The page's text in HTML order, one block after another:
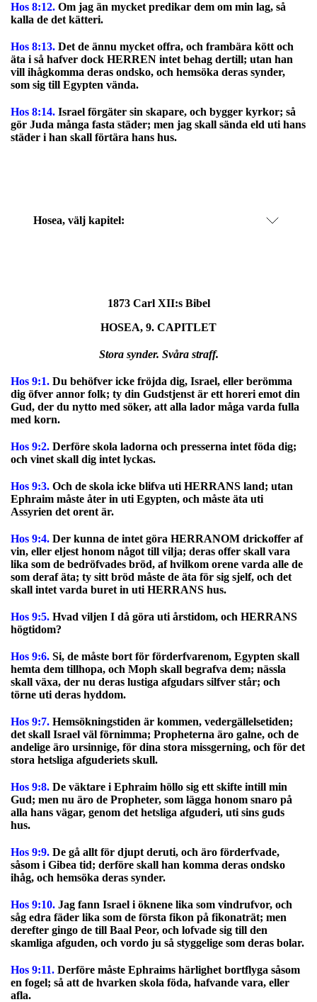
Hos 8:12. Om jag än mycket predikar dem om min lag, så
kalla de det kätteri.
Hos 8:13. Det de ännu mycket offra, och frambära kött och
äta i så hafver dock HERREN intet behag dertill; utan han
vill ihågkomma deras ondsko, och hemsöka deras synder,
som sig till Egypten vända.
Hos 8:14. Israel förgäter sin skapare, och bygger kyrkor; så
gör Juda många fasta städer; men jag skall sända eld uti hans
städer i han skall förtära hans hus.
Hosea, välj kapitel:
1873 Carl XII:s Bibel
HOSEA, 9. CAPITLET
Stora synder. Svåra straff.
Hos 9:1. Du behöfver icke fröjda dig, Israel, eller berömma
dig öfver annor folk; ty din Gudstjenst är ett horeri emot din
Gud, der du nytto med söker, att alla lador måga varda fulla
med korn.
Hos 9:2. Derföre skola ladorna och presserna intet föda dig;
och vinet skall dig intet lyckas.
Hos 9:3. Och de skola icke blifva uti HERRANS land; utan
Ephraim måste åter in uti Egypten, och måste äta uti
Assyrien det orent är.
Hos 9:4. Der kunna de intet göra HERRANOM drickoffer af
vin, eller eljest honom något till vilja; deras offer skall vara
lika som de bedröfvades bröd, af hvilkom orene varda alle de
som deraf äta; ty sitt bröd måste de äta för sig sjelf, och det
skall intet varda buret in uti HERRANS hus.
Hos 9:5. Hvad viljen I då göra uti årstidom, och HERRANS
högtidom?
Hos 9:6. Si, de måste bort för förderfvarenom, Egypten skall
hemta dem tillhopa, och Moph skall begrafva dem; nässla
skall växa, der nu deras lustiga afgudars silfver står; och
törne uti deras hyddom.
Hos 9:7. Hemsökningstiden är kommen, vedergällelsetiden;
det skall Israel väl förnimma; Propheterna äro galne, och de
andelige äro ursinnige, för dina stora missgerning, och för det
stora hetsliga afguderiets skull.
Hos 9:8. De väktare i Ephraim höllo sig ett skifte intill min
Gud; men nu äro de Propheter, som lägga honom snaro på
alla hans vägar, genom det hetsliga afguderi, uti sins guds
hus.
Hos 9:9. De gå allt för djupt deruti, och äro förderfvade,
såsom i Gibea tid; derföre skall han komma deras ondsko
ihåg, och hemsöka deras synder.
Hos 9:10. Jag fann Israel i öknene lika som vindrufvor, och
såg edra fäder lika som de första fikon på fikonaträt; men
derefter gingo de till Baal Peor, och lofvade sig till den
skamliga afguden, och vordo ju så styggelige som deras bolar.
Hos 9:11. Derföre måste Ephraims härlighet bortflyga såsom
en fogel; så att de hvarken skola föda, hafvande vara, eller
afla.